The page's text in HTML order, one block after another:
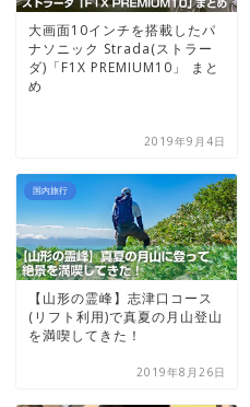
大画面10インチを搭載したパ
ナソニック Strada(ストラー
ダ)「F1X PREMIUM10」 まと
め
2019年9月4日
国内旅行
【山形の霊峰】志津口コース
(リフト利用)で真夏の月山登山
を満喫してきた！
2019年8月26日